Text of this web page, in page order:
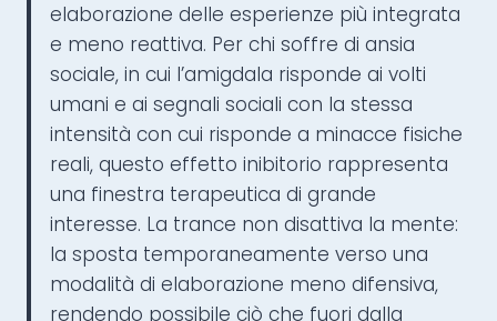
elaborazione delle esperienze più integrata
e meno reattiva. Per chi soffre di ansia
sociale, in cui l’amigdala risponde ai volti
umani e ai segnali sociali con la stessa
intensità con cui risponde a minacce fisiche
reali, questo effetto inibitorio rappresenta
una finestra terapeutica di grande
interesse. La trance non disattiva la mente:
la sposta temporaneamente verso una
modalità di elaborazione meno difensiva,
rendendo possibile ciò che fuori dalla